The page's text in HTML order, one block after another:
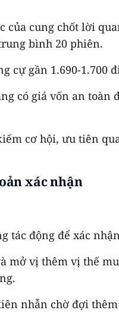
cung chốt lời
bình 20 phiên.
cự gần 1.690-1.700
có giá vốn an toàn
cơ hội, ưu tiên
xác nhận
tác động để xác
mở vị thêm vị thế
nhẫn chờ đợi